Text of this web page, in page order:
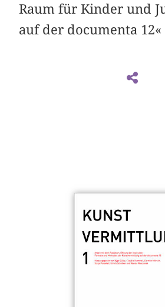
Raum für Kinder und
auf der documenta